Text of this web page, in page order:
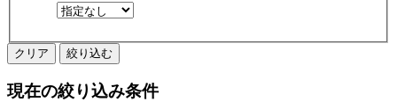
クリア 絞り込む
現在の絞り込み条件